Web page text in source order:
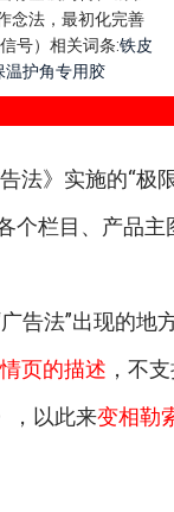
念法，最初化完善
号）相关词条:铁皮
温护角专用胶
法》实施的“极
个栏目、产品
告法”出现的地
页的描述 ，不
，以此来变相勒